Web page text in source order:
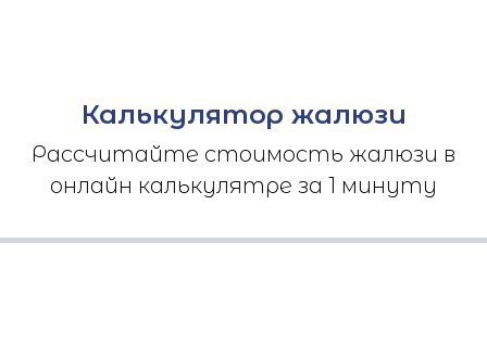
Калькулятор жалюзи
Рассчитайте стоимость жалюзи в
онлайн калькулятре за 1 минуту